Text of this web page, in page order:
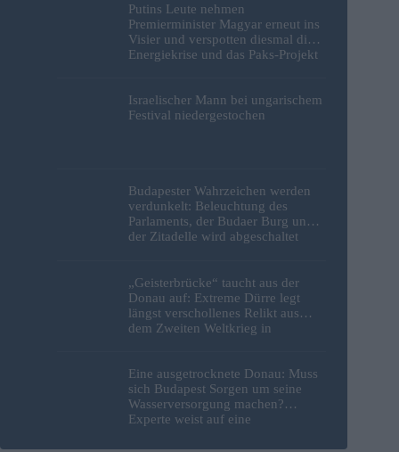
Putins Leute nehmen
Premierminister Magyar erneut ins
Visier und verspotten diesmal die
Energiekrise und das Paks-Projekt
Israelischer Mann bei ungarischem
Festival niedergestochen
Budapester Wahrzeichen werden
verdunkelt: Beleuchtung des
Parlaments, der Budaer Burg und
der Zitadelle wird abgeschaltet
„Geisterbrücke“ taucht aus der
Donau auf: Extreme Dürre legt
längst verschollenes Relikt aus
dem Zweiten Weltkrieg in
Eine ausgetrocknete Donau: Muss
sich Budapest Sorgen um seine
Wasserversorgung machen?
Experte weist auf eine